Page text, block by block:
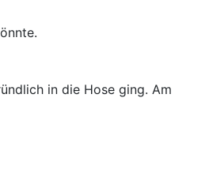
in die Hose ging. Am